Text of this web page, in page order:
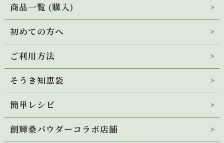
会社概要
桑品種「創輝」のこだわり
メディア掲載・出店情報
公式キャラクター
商品一覧 (購入)
桑の青汁 創輝王
桑の青汁 創輝王
桑の青汁 創輝王
桑の飴
桑茶100％(ティーバッグ)
初めての方へ
ご利用方法
そうき知恵袋
簡単レシピ
桑の青汁 創輝王
創輝桑パウダーコラボ店舗